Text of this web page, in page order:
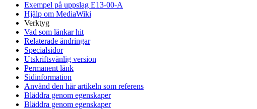
Exempel på uppslag E13-00-A
Hjälp om MediaWiki
Verktyg
Vad som länkar hit
Relaterade ändringar
Specialsidor
Utskriftsvänlig version
Permanent länk
Sidinformation
Använd den här artikeln som referens
Bläddra genom egenskaper
Bläddra genom egenskaper